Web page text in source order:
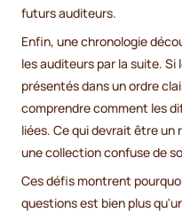
futurs auditeurs.
Enfin, une chronologie
les auditeurs par la suite.
présentés dans un ordre
comprendre comment les
liées. Ce qui devrait être
une collection confuse de
Ces défis montrent
questions est bien plus